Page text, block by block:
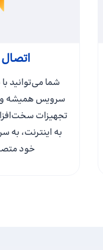
شما می‌توانید
سرویس همیشه و
تجهیزات
به اینترنت،
خود